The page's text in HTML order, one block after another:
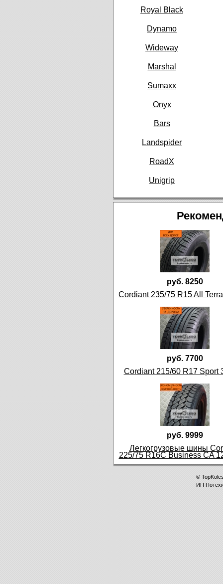
Royal Black
Dynamo
Wideway
Marshal
Sumaxx
Onyx
Bars
Landspider
RoadX
Unigrip
руб. 8250
Cordiant 235/75 R15 All
руб. 7700
Cordiant 215/60 R17 Sport
руб. 9999
Легкогрузовые шины
225/75 R16C Business CA
©
ИП